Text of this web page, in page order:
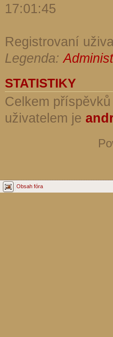
17:01:45
Registrovaní
Legenda:
STATISTIKY
Celkem příspěvků
uživatelem je
Obsah fóra